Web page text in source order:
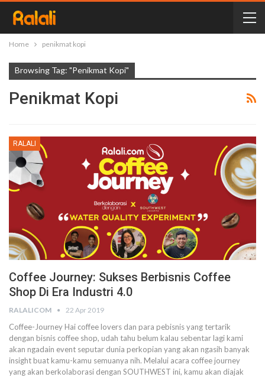
Home penikmat kopi
Browsing Tag: "penikmat Kopi"
Penikmat Kopi
RALALI
Coffee Journey: Sukses Berbisnis Coffee
Shop Di Era Industri 4.0
RALALICOM 22 Apr 2019
Coffee-Journey Hai coffee lovers dan para pebisnis yang tertarik
dengan bisnis coffee shop, udah tahu belum kalau sebentar lagi kami
akan ngadain event seputar dunia perkopian yang akan ngasih banyak
insight buat kamu-kamu semuanya nih. Melalui acara coffee journey
yang akan berkolaborasi dengan SOUTHWEST ini, kamu akan diajak